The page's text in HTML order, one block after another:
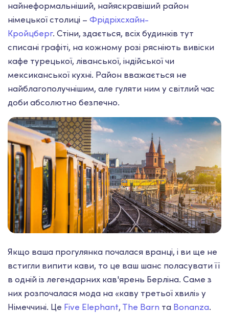
найнеформальніший, найяскравіший район
німецької столиці – Фрідріхсхайн-
Кройцберг. Стіни, здається, всіх будинків тут
списані графіті, на кожному розі рясніють вивіски
кафе турецької, ліванської, індійської чи
мексиканської кухні. Район вважається не
найблагополучнішим, але гуляти ним у світлий час
доби абсолютно безпечно.
Якщо ваша прогулянка почалася вранці, і ви ще не
встигли випити кави, то це ваш шанс поласувати її
в одній із легендарних кав'ярень Берліна. Саме з
них розпочалася мода на «каву третьої хвилі» у
Німеччині. Це Five Elephant, The Barn та Bonanza.